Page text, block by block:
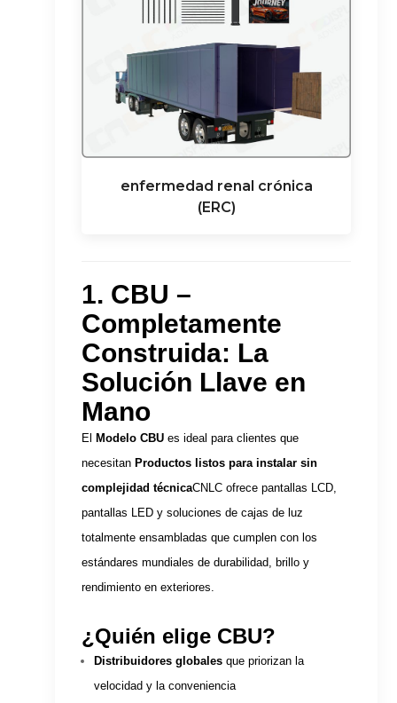
enfermedad renal crónica
(ERC)
1. CBU –
Completamente
Construida: La
Solución Llave en
Mano
El Modelo CBU es ideal para clientes que
necesitan Productos listos para instalar sin
complejidad técnicaCNLC ofrece pantallas LCD,
pantallas LED y soluciones de cajas de luz
totalmente ensambladas que cumplen con los
estándares mundiales de durabilidad, brillo y
rendimiento en exteriores.
¿Quién elige CBU?
Distribuidores globales que priorizan la
velocidad y la conveniencia